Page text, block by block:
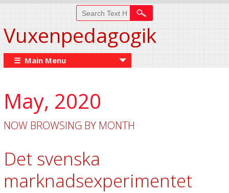
Vuxenpedagogik
☰ Main Menu
May, 2020
NOW BROWSING BY MONTH
Det svenska
marknadsexperimentet